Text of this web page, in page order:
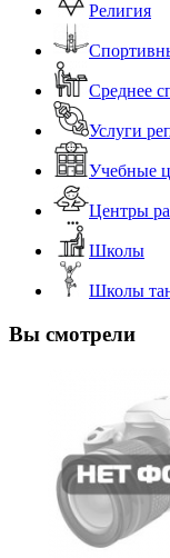
Религия
Среднее
Услуги
Учебные
Центры
Школы
Школы
Вы смотрели